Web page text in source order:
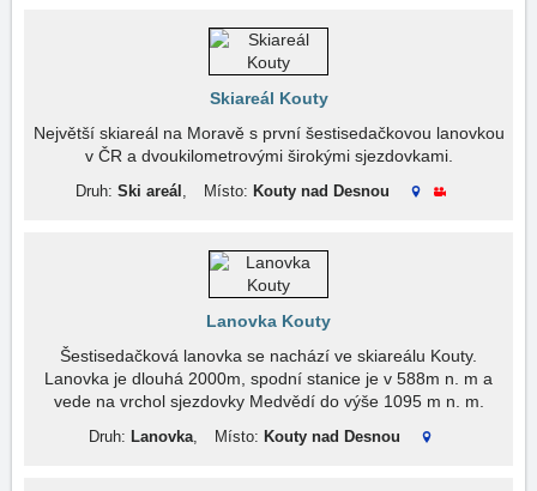
Skiareál Kouty
Největší skiareál na Moravě s první šestisedačkovou lanovkou
v ČR a dvoukilometrovými širokými sjezdovkami.
Druh: Ski areál , Místo: Kouty nad Desnou
Lanovka Kouty
Šestisedačková lanovka se nachází ve skiareálu Kouty.
Lanovka je dlouhá 2000m, spodní stanice je v 588m n. m a
vede na vrchol sjezdovky Medvědí do výše 1095 m n. m.
Druh: Lanovka, Místo: Kouty nad Desnou